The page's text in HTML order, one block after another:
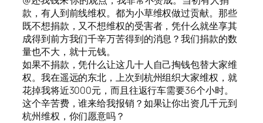
款，有人到前线维权。都为小草维权做过贡献。那些
既不想捐款，又不想维权的受害者，凭什么就坐享其
成得到前方我们千辛万苦得到的消息？我们捐款的数
量也不大，就十元钱。
如果不捐款，凭什么让这几十人自己掏钱包替大家维
权。我在遥远的东北，上次到杭州组织大家维权，就
花掉我将近3000元，而且往返行车需要36个小时。
这个辛苦费，谁来给我报销？如果让你出资几千元到
杭州维权，你们愿意吗？